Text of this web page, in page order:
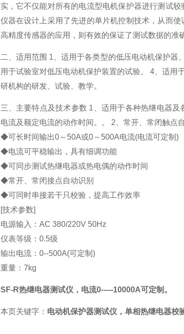
实，它不仅能对所有的电流型电机保护器进行测试
仪器在设计上采用了先进的单片机控制技术，从而
高精度传感器的应用，则有效的保证了测试数据的准
二、适用范围 1、适用于各类型的低压电动机保护
用于试验室对低压电动机保护装置的试验。 4、适
研机构的研发、试验、教学。
三、主要特点及技术参数 1、适用于各种热继电器
电流及额定电流的动作时间。。 2、常开、常闭触点自
◆可长时间输出0～50A或0～500A电流(电流可定制)
◆电流可平稳输出，具有细调功能
◆可同步测试热继电器或热电偶的动作时间
◆常开、常闭接点自动识别
◆可同时串接若干只校验，提高工作效率
[技术参数]
电源输入：AC 380/220V 50Hz
仪表等级：0.5级
输出电流：0--500A(可定制)
重量：7kg
SF-R热继电器测试仪，电流0-----10000A可定制。
本页关键字： 电动机保护器测试仪，单相热继电器校